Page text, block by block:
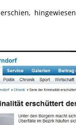
erschien, hingewiesen